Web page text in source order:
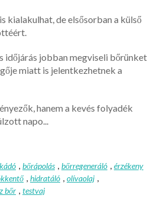
kialakulhat, de elsősorban a külső
időjárás jobban megviseli bőrünket
miatt is jelentkezhetnek a
hanem a kevés folyadék
napo...
, bőrápolás , bőrregeneráló , érzékeny
, hidratáló , olívaolaj ,
bőr , testvaj